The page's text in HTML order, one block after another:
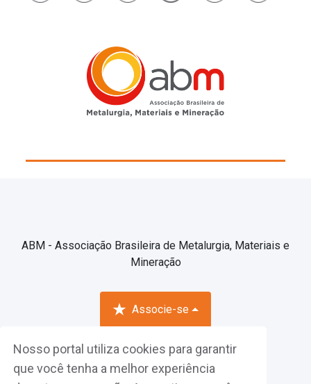
Nosso portal utiliza cookies para garantir
que você tenha a melhor experiência
ABM - Associação Brasileira de Metalurgia, Materiais e
Mineração
Associe-se
Fazer Login